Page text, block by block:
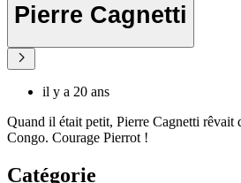
Pierre Cagnetti
il y a 20 ans
Quand il était petit, Pierre Cagnetti rêvait
Congo. Courage Pierrot !
Catégorie